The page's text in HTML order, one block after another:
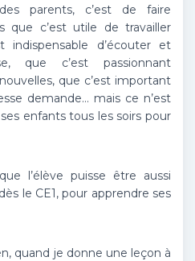
parents, c’est de faire
que c’est utile de travailler
indispensable d’écouter et
que c’est passionnant
que c’est important
demande… mais ce n’est
enfants tous les soirs pour
l’élève puisse être aussi
le CE1, pour apprendre ses
quand je donne une leçon à